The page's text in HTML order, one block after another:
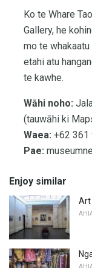
Ko te Whare
Gallery, he
mo te
etahi atu
te kawhe.
Wāhi noho:
(tauwāhi ki
Waea: +62 361
Pae:
Enjoy similar
Art